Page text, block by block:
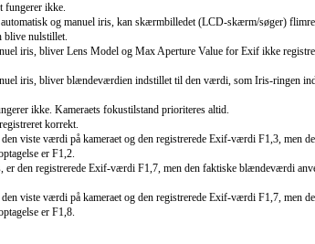
fungerer ikke.
og manuel iris, kan skærmbilledet (LCD-skærm/søger)
blive nulstillet.
iris, bliver Lens Model og Max Aperture Value for Exif ikke
iris, bliver blændeværdien indstillet til den værdi, som Iris-ringen
ikke. Kameraets fokustilstand prioriteres altid.
korrekt.
viste værdi på kameraet og den registrerede Exif-værdi F1,3, men
er F1,2.
er den registrerede Exif-værdi F1,7, men den faktiske blændeværdi
viste værdi på kameraet og den registrerede Exif-værdi F1,7, men
er F1,8.